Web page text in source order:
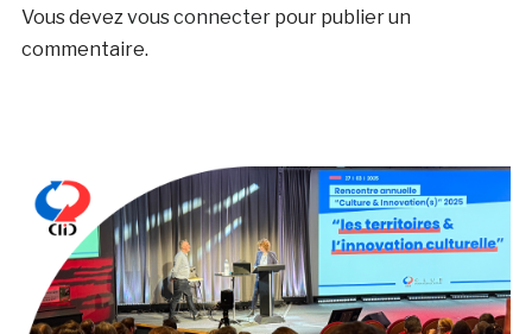
Vous devezvous connecterpour publier un
commentaire.